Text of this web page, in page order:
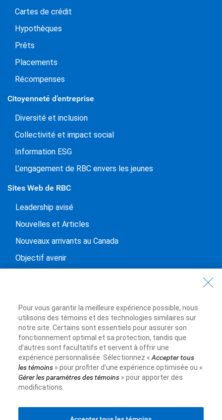
Cartes de crédit
Hypothèques
Prêts
Placements
Récompenses
Citoyenneté d’entreprise
Diversité et inclusion
Collectivité et impact social
Information ESG
L’engagement de RBC envers les jeunes
Sites Web de RBC
Leadership avisé
Nouvelles et Articles
Nouveaux arrivants au Canada
Objectif avenir
Nous joindre
Trouvez une succursale ou un GAB
Prendre un rendez-vous
Pour vous garantir la meilleure expérience possible, nous
utilisons des témoins et des technologies similaires sur
notre site. Certains sont essentiels pour assurer son
fonctionnement optimal et sa protection, tandis que
d’autres sont facultatifs et servent à offrir une
expérience personnalisée. Sélectionnez « Accepter tous
les témoins» pour profiter d’une expérience optimisée ou «
Gérer les paramètres des témoins» pour apporter des
modifications.